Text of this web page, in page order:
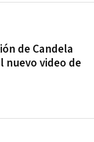
de Candela
nuevo video de